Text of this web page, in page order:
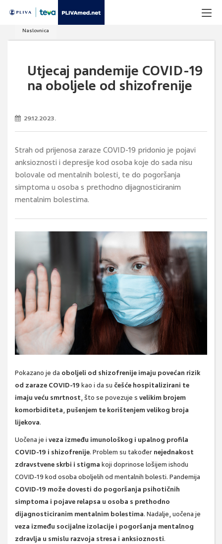
Naslovnica
Utjecaj pandemije COVID-19
na oboljele od shizofrenije
29.12.2023.
Strah od prijenosa zaraze COVID-19 pridonio je pojavi
anksioznosti i depresije kod osoba koje do sada nisu
bolovale od mentalnih bolesti, te do pogoršanja
simptoma u osoba s prethodno dijagnosticiranim
mentalnim bolestima.
Pokazano je da oboljeli od shizofrenije imaju povećan rizik
od zaraze COVID-19 kao i da su češće hospitalizirani te
imaju veću smrtnost, što se povezuje s velikim brojem
komorbiditeta, pušenjem te korištenjem velikog broja
lijekova.
Uočena je i veza između imunološkog i upalnog profila
COVID-19 i shizofrenije. Problem su također nejednakost
zdravstvene skrbi i stigma koji doprinose lošijem ishodu
COVID-19 kod osoba oboljelih od mentalnih bolesti. Pandemija
COVID-19 može dovesti do pogoršanja psihotičnih
simptoma i pojave relapsa u osoba s prethodno
dijagnosticiranim mentalnim bolestima. Nadalje, uočena je
veza između socijalne izolacije i pogoršanja mentalnog
zdravlja u smislu razvoja stresa i anksioznosti.